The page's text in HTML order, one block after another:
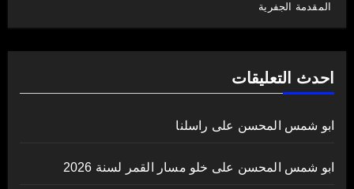
المقدمة الجفرية
احدث التعليقات
ابو شمس المحسن على راسلنا
ابو شمس المحسن على خلو مسار القمر لسنة 2026